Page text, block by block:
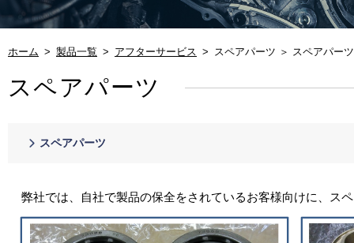
ホーム 製品一覧 アフターサービス スペアパーツ ＞ スペアパーツ
スペアパーツ
スペアパーツ
弊社では、自社で製品の保全をされているお客様向けに、ス